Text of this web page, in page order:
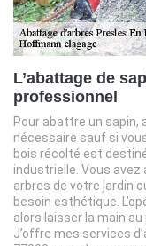
L’abattage de
professionnel
Pour abattre un sapin,
nécessaire sauf si
bois récolté est
industrielle. Vous avez
arbres de votre jardin
besoin esthétique.
alors laisser la main
J’offre mes services